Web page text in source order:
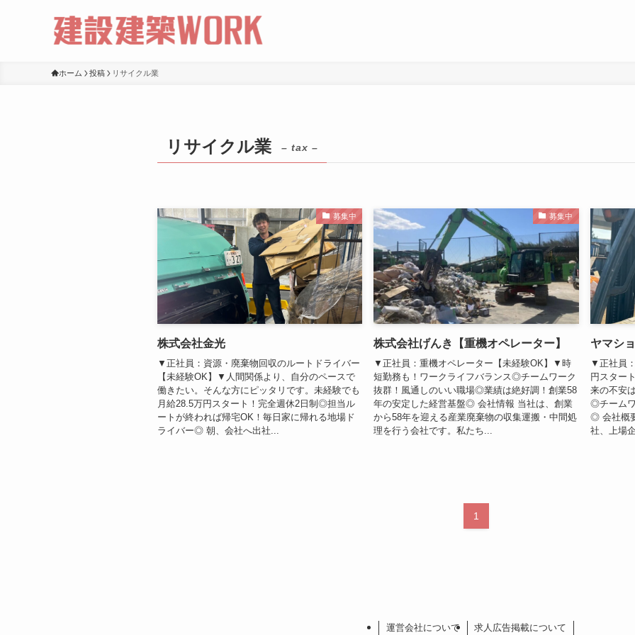
ホーム 投稿 リサイクル業
リサイクル業 – tax –
募集中
株式会社金光
▼正社員：資源・廃棄物回収のルートドライバー
【未経験OK】▼人間関係より、自分のペースで
働きたい。そんな方にピッタリです。未経験でも
月給28.5万円スタート！完全週休2日制◎担当ル
ートが終われば帰宅OK！毎日家に帰れる地場ド
ライバー◎ 朝、会社へ出社...
募集中
株式会社げんき【重機オペレーター】
▼正社員：重機オペレーター【未経験OK】▼時
短勤務も！ワークライフバランス◎チームワーク
抜群！風通しのいい職場◎業績は絶好調！創業58
年の安定した経営基盤◎ 会社情報 当社は、創業
から58年を迎える産業廃棄物の収集運搬・中間処
理を行う会社です。私たち...
ヤマシ
▼正社員
円スター
来の不安
◎チーム
◎ 会社概
社、上場
1
運営会社について 求人広告掲載について